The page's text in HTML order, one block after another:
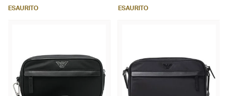
ESAURITO ESAURITO